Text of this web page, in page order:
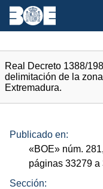
Real Decreto 1388/
delimitación de la
Extremadura.
Publicado en:
«BOE» núm.
páginas 33279 a
Sección: